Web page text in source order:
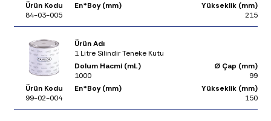
Ürün Kodu
84-03-005
En*Boy (mm)
Yükseklik (mm)
215
Ürün Adı
1 Litre Silindir Teneke Kutu
Dolum Hacmi (mL)
1000
Ø Çap (mm)
99
Ürün Kodu
99-02-004
En*Boy (mm)
Yükseklik (mm)
150